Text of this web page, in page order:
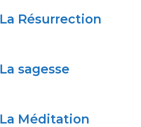
La Résurrection
La sagesse
La Méditation